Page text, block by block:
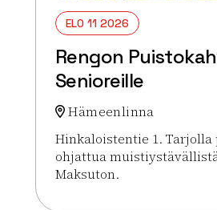
ELO 11 2026
Rengon
Senioreille
Hämeenlinna
Hinkaloistentie 1.
ohjattua
Maksuton.
Lue lisää tapahtumasta